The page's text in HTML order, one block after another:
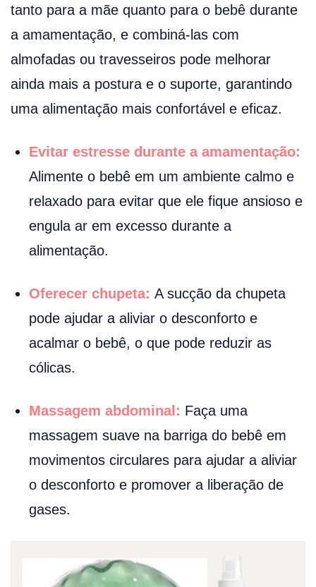
tanto para a mãe quanto para o bebê durante
a amamentação, e combiná-las com
almofadas ou travesseiros pode melhorar
ainda mais a postura e o suporte, garantindo
uma alimentação mais confortável e eficaz.
Evitar estresse durante a amamentação:
Alimente o bebê em um ambiente calmo e
relaxado para evitar que ele fique ansioso e
engula ar em excesso durante a
alimentação.
Oferecer chupeta: A sucção da chupeta
pode ajudar a aliviar o desconforto e
acalmar o bebê, o que pode reduzir as
cólicas.
Massagem abdominal: Faça uma
massagem suave na barriga do bebê em
movimentos circulares para ajudar a aliviar
o desconforto e promover a liberação de
gases.